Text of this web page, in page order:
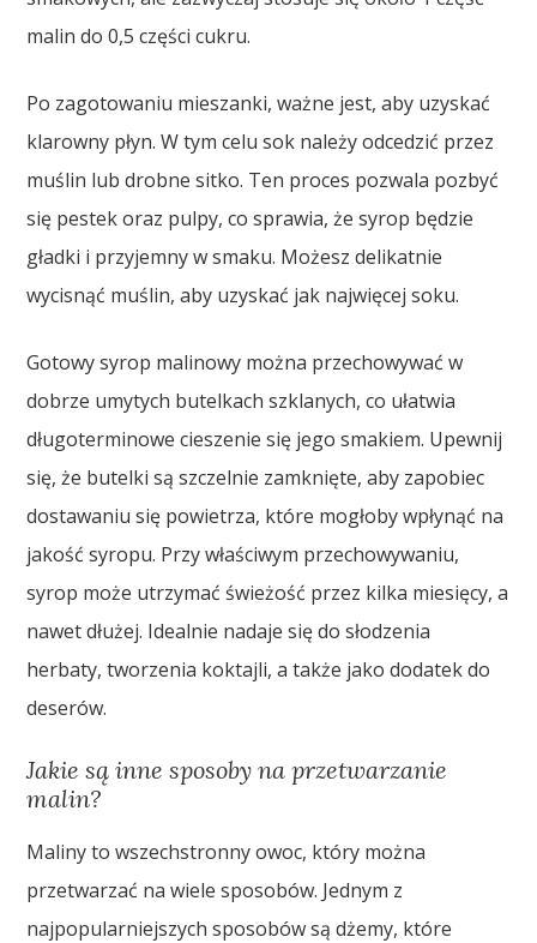
malin do 0,5 części cukru.
Po zagotowaniu mieszanki, ważne jest, aby uzyskać
klarowny płyn. W tym celu sok należy odcedzić przez
muślin lub drobne sitko. Ten proces pozwala pozbyć
się pestek oraz pulpy, co sprawia, że syrop będzie
gładki i przyjemny w smaku. Możesz delikatnie
wycisnąć muślin, aby uzyskać jak najwięcej soku.
Gotowy syrop malinowy można przechowywać w
dobrze umytych butelkach szklanych, co ułatwia
długoterminowe cieszenie się jego smakiem. Upewnij
się, że butelki są szczelnie zamknięte, aby zapobiec
dostawaniu się powietrza, które mogłoby wpłynąć na
jakość syropu. Przy właściwym przechowywaniu,
syrop może utrzymać świeżość przez kilka miesięcy, a
nawet dłużej. Idealnie nadaje się do słodzenia
herbaty, tworzenia koktajli, a także jako dodatek do
deserów.
Jakie są inne sposoby na przetwarzanie
malin?
Maliny to wszechstronny owoc, który można
przetwarzać na wiele sposobów. Jednym z
najpopularniejszych sposobów są dżemy, które